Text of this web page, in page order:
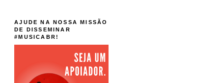
AJUDE NA NOSSA MISSÃO
DE DISSEMINAR
#MUSICABR!